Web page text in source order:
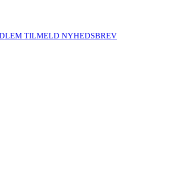
TILMELD NYHEDSBREV